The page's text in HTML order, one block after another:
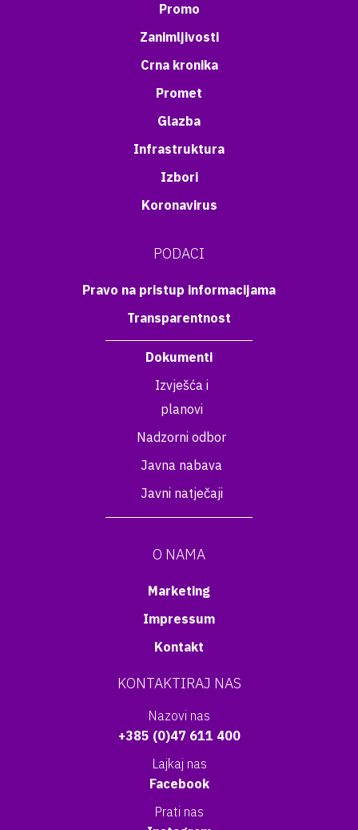
Promo
Zanimljivosti
Crna kronika
Promet
Glazba
Infrastruktura
Izbori
Koronavirus
PODACI
Pravo na pristup informacijama
Transparentnost
Dokumenti
Izvješća i
planovi
Nadzorni odbor
Javna nabava
Javni natječaji
O NAMA
Marketing
Impressum
Kontakt
KONTAKTIRAJ NAS
Nazovi nas
+385 (0)47 611 400
Lajkaj nas
Facebook
Prati nas